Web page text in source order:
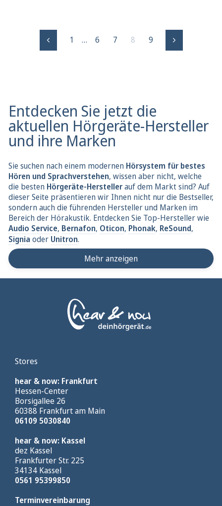
Zurück 1 … 6 7 8 9 Weiter
Entdecken Sie jetzt die
aktuellen Hörgeräte-Hersteller
und ihre Marken
Sie suchen nach einem modernen Hörsystem für bestes
Hören und Sprachverstehen, wissen aber nicht, welche
die besten Hörgeräte-Herstellerauf dem Markt sind? Auf
dieser Seite präsentieren wir Ihnen nicht nur die Bestseller,
sondern auch die führenden Hersteller und Marken im
Bereich der Hörakustik. Entdecken Sie Top-Hersteller wie
Audio Service, Bernafon, Oticon, Phonak, ReSound,
Signia oder Unitron.
Mehr anzeigen
Stores
hear & now: Frankfurt
Hessen-Center
Borsigallee 26
60388 Frankfurt am Main
06109 5030840
hear & now: Kassel
dez Kassel
Frankfurter Str. 225
34134 Kassel
0561 95399850
Terminvereinbarung